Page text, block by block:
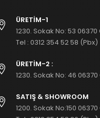
ÜRETİM-1
1230. Sokak No: 53
Tel : 0312 354 52 58 (Pbx)
ÜRETİM-2 :
1230. Sokak No: 46
SATIŞ & SHOWROOM
1200. Sokak No:150